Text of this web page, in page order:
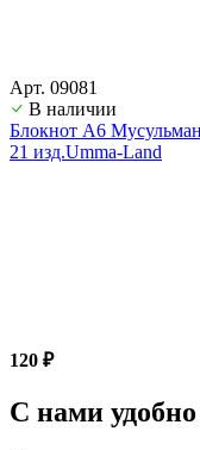
Арт. 09081
В наличии
Блокнот А6
21 изд.Umma-Land
120 ₽
С нами